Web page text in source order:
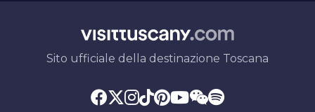
Sito ufficiale della destinazione Toscana